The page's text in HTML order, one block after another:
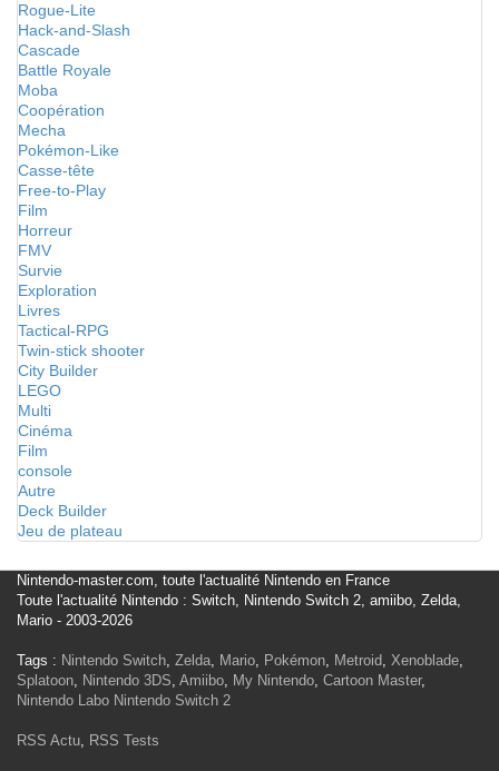
Rogue-Lite
Hack-and-Slash
Cascade
Battle Royale
Moba
Coopération
Mecha
Pokémon-Like
Casse-tête
Free-to-Play
Film
Horreur
FMV
Survie
Exploration
Livres
Tactical-RPG
Twin-stick shooter
City Builder
LEGO
Multi
Cinéma
Film
console
Autre
Deck Builder
Jeu de plateau
Nintendo-master.com, toute l'actualité Nintendo en France
Toute l'actualité Nintendo : Switch, Nintendo Switch 2, amiibo, Zelda,
Mario - 2003-2026
Tags : Nintendo Switch, Zelda, Mario, Pokémon, Metroid, Xenoblade,
Splatoon, Nintendo 3DS, Amiibo, My Nintendo, Cartoon Master,
Nintendo Labo Nintendo Switch 2
RSS Actu, RSS Tests